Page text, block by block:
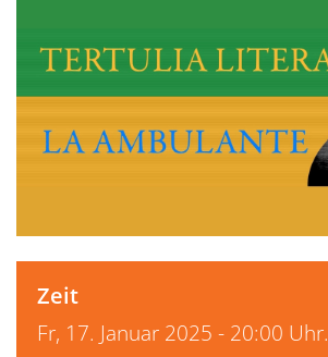
Zeit
Fr, 17. Januar 2025 - 20:00 Uhr.